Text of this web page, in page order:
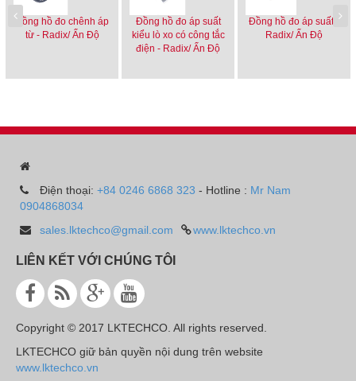
Input: On/off
Electrical Connection: 22 AWG, 5" (127 mm) long
Cycle Time: Opening time: 11 seconds; Closing time: 5 seconds
Housing Material: Aluminum
Đồng hồ đo chênh áp
từ - Radix/ Ấn Độ
Đồng hồ đo áp suất
kiểu lò xo có công tắc
điện - Radix/ Ấn Độ
Đồng hồ đo áp suất -
Radix/ Ấn Độ
Điện thoại: +84 0246 6868 323 - Hotline : Mr Nam
0904868034
sales.lktechco@gmail.com
www.lktechco.vn
LIÊN KẾT VỚI CHÚNG TÔI
Copyright © 2017 LKTECHCO. All rights reserved.
LKTECHCO giữ bản quyền nội dung trên website
www.lktechco.vn